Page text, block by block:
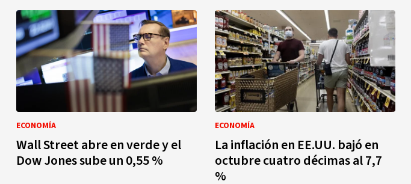
ECONOMÍA
Wall Street abre en verde y el
Dow Jones sube un 0,55 %
ECONOMÍA
La inflación en EE.UU. bajó en
octubre cuatro décimas al 7,7
%